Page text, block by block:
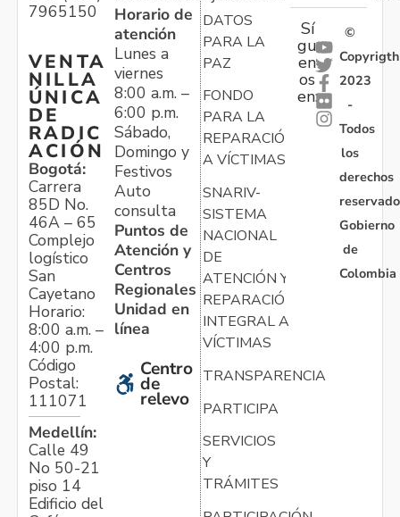
7965150
VENTA
NILLA
ÚNICA
DE
RADIC
ACIÓN
Bogotá:
Carrera
85D No.
46A – 65
Complejo
logístico
San
Cayetano
Horario:
8:00 a.m. –
4:00 p.m.
Código
Postal:
111071
Medellín:
Calle 49
No 50-21
piso 14
Edificio del
Horario de
atención
Lunes a
viernes
8:00 a.m. –
6:00 p.m.
Sábado,
Domingo y
Festivos
Auto
consulta
Puntos de
Atención y
Centros
Regionales
Unidad en
línea
Centro
de
relevo
DATOS
PARA LA
PAZ
FONDO
PARA LA
REPARACIÓN
A VÍCTIMAS
SNARIV-
SISTEMA
NACIONAL
DE
ATENCIÓN Y
REPARACIÓN
INTEGRAL A
VÍCTIMAS
TRANSPARENCIA
PARTICIPA
SERVICIOS
Y
TRÁMITES
Sí
gu
en
os
en:
©
Copyrigth
2023
-
Todos
los
derechos
Gobierno
de
Colombia